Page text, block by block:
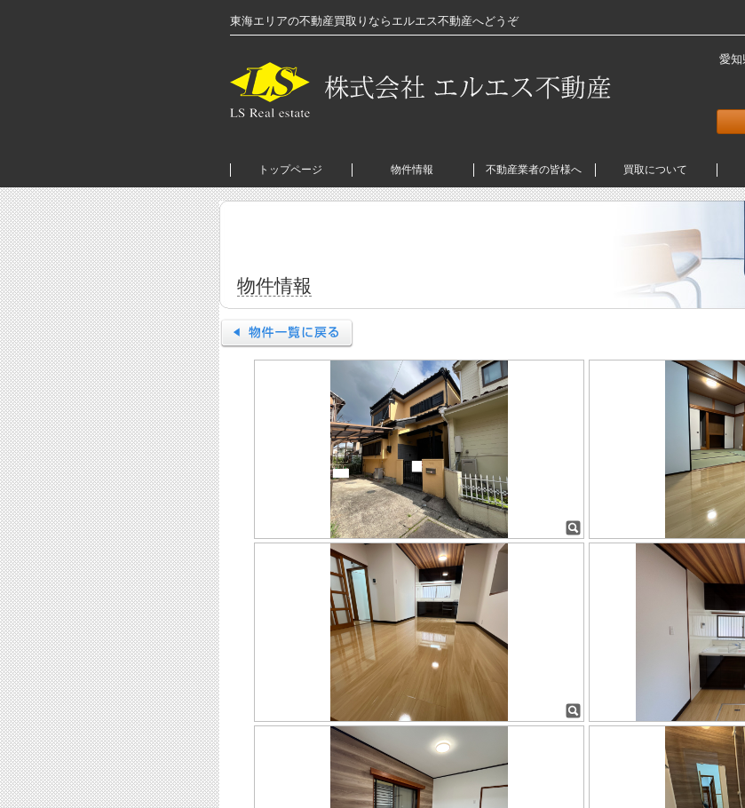
東海エリアの不動産買取りならエルエス不動産へどうぞ
愛知
トップページ 物件情報 不動産業者の皆様へ 買取について
物件情報